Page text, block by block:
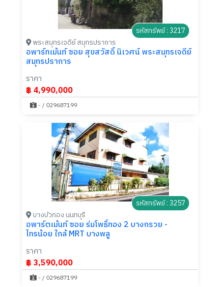
รหัสทรัพย์ : 3217
พระสมุทรเจดีย์ สมุทรปราการ
อพาร์ทเม้นท์ ซอย สุขสวัสดิ์ นิเวศน์ พระสมุทรเจดีย์
สมุทรปราการ
ราคา
฿ 4,990,000
- / 029687199
รหัสทรัพย์ : 3257
บางบัวทอง นนทบุรี
อพาร์ตเม้นท์ ซอย ร่มโพธิ์ทอง 2 บางกรวย -
ไทรน้อย ใกล้ MRT บางพลู
ราคา
฿ 3,590,000
- / 029687199